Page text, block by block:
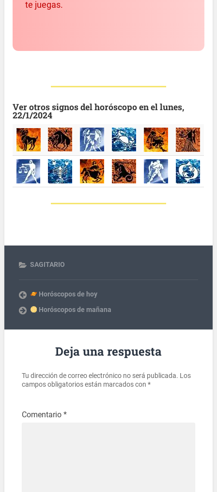
te juegas.
Ver otros signos del horóscopo en el lunes,
22/1/2024
SAGITARIO
Horóscopos de hoy
Horóscopos de mañana
Deja una respuesta
Tu dirección de correo electrónico no será publicada. Los
campos obligatorios están marcados con *
Comentario *